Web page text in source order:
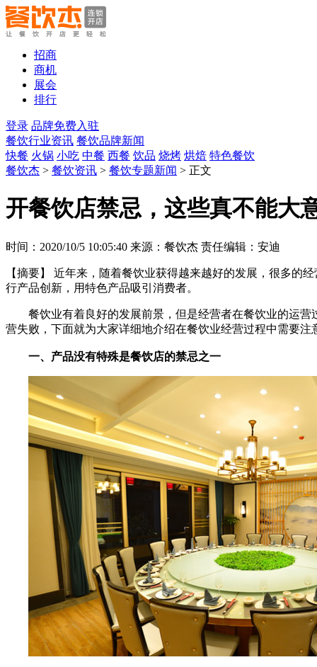
招商
商机
展会
排行
登录 品牌免费入驻
餐饮行业资讯 餐饮品牌新闻
快餐 火锅 小吃 中餐 西餐 饮品 烧烤 烘焙 特色餐饮
餐饮杰 > 餐饮资讯 > 餐饮专题新闻 > 正文
开餐饮店禁忌，这些真不能大
时间：2020/10/5 10:05:40 来源：餐饮杰 责任编辑：安迪
【摘要】
近年来，随着餐饮业获得越来越好的发展，很多的
行产品创新，用特色产品吸引消费者。
餐饮业有着良好的发展前景，但是经营者在餐饮业的运
营失败，下面就为大家详细地介绍在餐饮业经营过程中需要
一、产品没有特殊是餐饮店的禁忌之一